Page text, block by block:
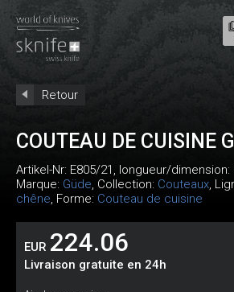
Retour
COUTEAU DE CUISINE
Artikel-Nr: E805/21 , longueur/dimension:
Marque: Güde, Collection: Couteaux,
chêne, Forme: Couteau de cuisine
EUR 224.06
Livraison gratuite en 24h